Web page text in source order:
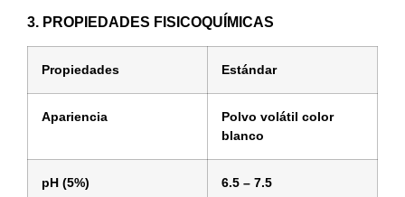
3. PROPIEDADES FISICOQUÍMICAS
Propiedades Estándar
Apariencia
Polvo volátil color
blanco
pH (5%) 6.5 – 7.5